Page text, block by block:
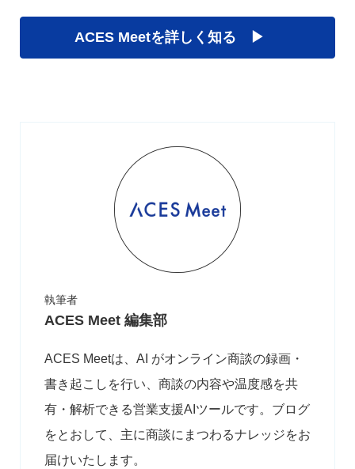
ACES Meetを詳しく知る ▶︎
執筆者
ACES Meet 編集部
ACES Meetは、AI がオンライン商談の録画・
書き起こしを行い、商談の内容や温度感を共
有・解析できる営業支援AIツールです。ブログ
をとおして、主に商談にまつわるナレッジをお
届けいたします。